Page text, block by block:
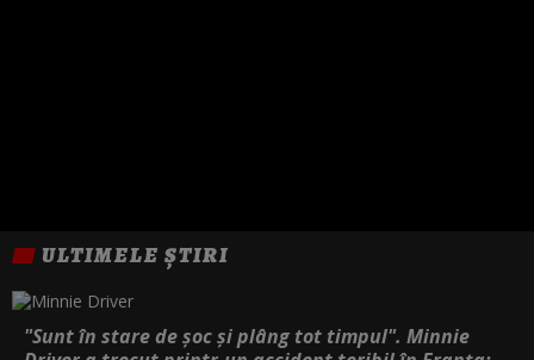
ULTIMELE ȘTIRI
"Sunt în stare de șoc și plâng tot timpul". Minnie